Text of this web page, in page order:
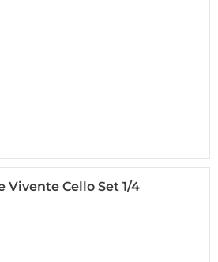
Vivente Cello Set 1/4